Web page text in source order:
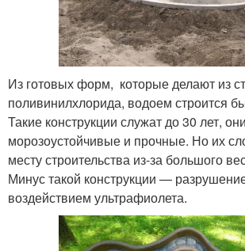
Из готовых форм, которые делают из
поливинилхлорида, водоем строится
Такие конструкции служат до 30 лет, они
морозоустойчивые и прочные. Но их
месту строительства из-за большого
Минус такой конструкции —
воздействием ультрафиолета.